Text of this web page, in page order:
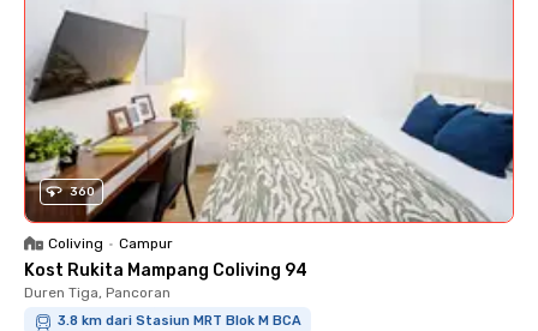
360
Coliving • Campur
Kost Rukita Mampang Coliving 94
Duren Tiga, Pancoran
3.8 km dari Stasiun MRT Blok M BCA